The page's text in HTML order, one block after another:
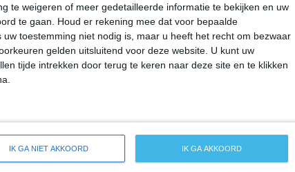
te weigeren of meer gedetailleerde informatie te bekijken en uw
te gaan.
Houd er rekening mee dat voor bepaalde
toestemming niet nodig is, maar u heeft het recht om bezwaar
gelden uitsluitend voor deze website. U kunt uw
tijde intrekken door terug te keren naar deze site en te klikken
IK GA NIET AKKOORD IK GA AKKOORD
15:00 18:00 21:00
OZO 1 OZO 1 OZO 1
Tower Lake
Het weer
reizen.
maanden
Op basis
over de